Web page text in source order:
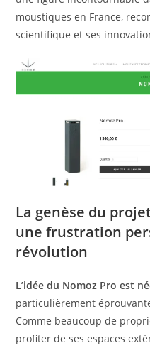
moustiques en France,
scientifique et ses
La genèse du
une frustration
révolution
L’idée du Nomoz Pro est
particulièrement
Comme beaucoup de
profiter de ses espaces